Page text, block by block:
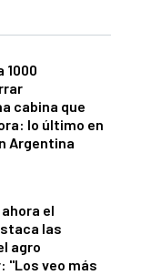
1000
cabina que
lo último en
Argentina
el
las
agro
"Los veo más